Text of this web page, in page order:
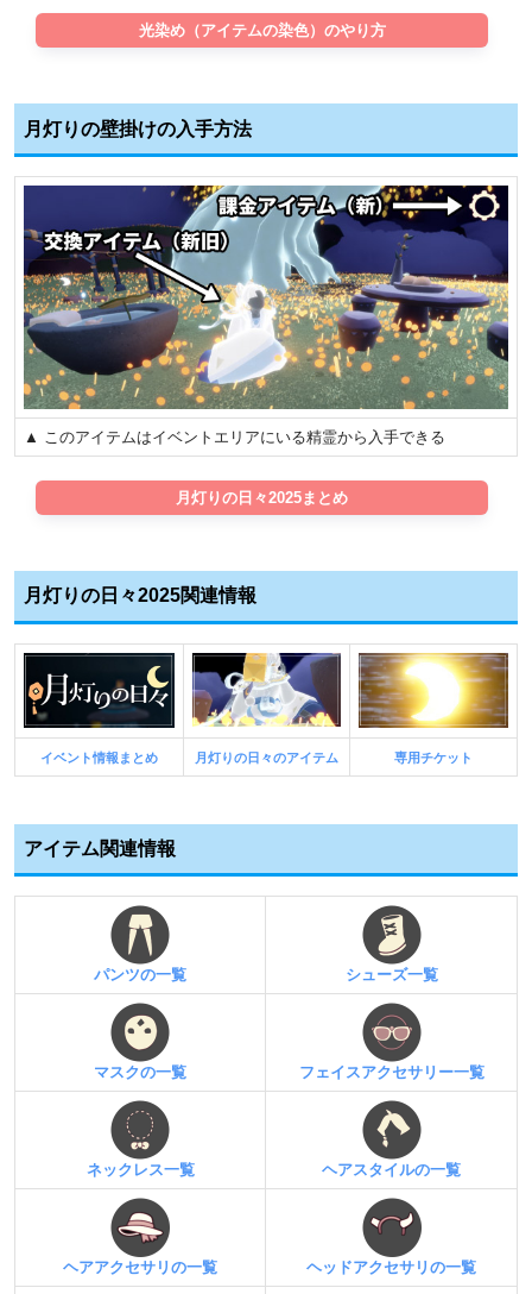
光染め（アイテムの染色）のやり方
月灯りの壁掛けの入手方法
▲ このアイテムはイベントエリアにいる精霊から入手できる
月灯りの日々2025まとめ
月灯りの日々2025関連情報
イベント情報まとめ 月灯りの日々のアイテム 専用チケット
アイテム関連情報
パンツの一覧 シューズ一覧
マスクの一覧 フェイスアクセサリー一覧
ネックレス一覧 ヘアスタイルの一覧
ヘアアクセサリの一覧 ヘッドアクセサリの一覧